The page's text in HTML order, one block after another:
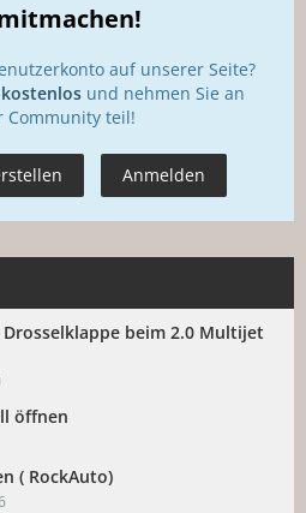
auf unserer Seite?
und nehmen Sie an
Community teil!
Anmelden
Drosselklappe beim 2.0 Multijet
öffnen
( RockAuto)